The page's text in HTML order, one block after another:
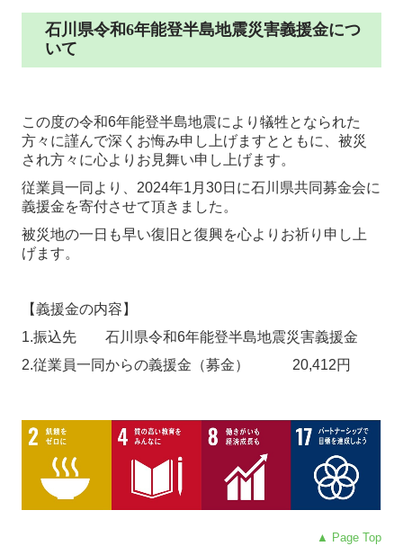
石川県令和6年能登半島地震災害義援金につ
いて
この度の令和6年能登半島地震により犠牲となられた
方々に謹んで深くお悔み申し上げますとともに、被災
され方々に心よりお見舞い申し上げます。
従業員一同より、2024年1月30日に石川県共同募金会に
義援金を寄付させて頂きました。
被災地の一日も早い復旧と復興を心よりお祈り申し上
げます。
【義援金の内容】
1.振込先 石川県令和6年能登半島地震災害義援金
2.従業員一同からの義援金（募金） 20,412円
▲ Page Top